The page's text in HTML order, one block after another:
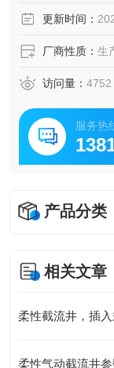
更新时间：
厂商性质： 生
访问量： 4752
服务热
产品分类
相关文章
柔性截流井，插
柔性气动截流井